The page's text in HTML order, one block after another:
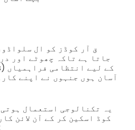
ق آر کوڈز کو ال
جاتا ہے تاکہ چھوٹے اور
آسان ہوں جنہوں نے اپنے
یہ تکنالوجی استعمال